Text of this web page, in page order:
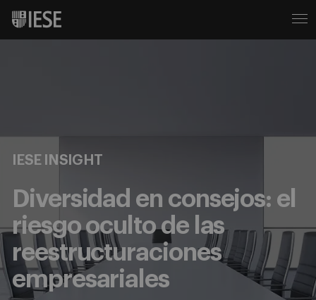
IESE INSIGHT
Diversidad en consejos: el
riesgo oculto de las
reestructuraciones
empresariales